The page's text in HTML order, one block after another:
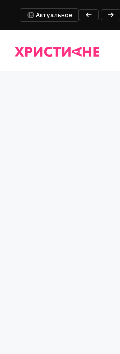
Актуальное